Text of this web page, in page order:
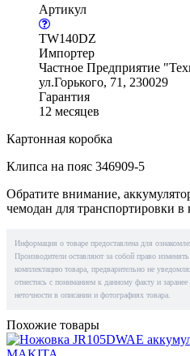
Артикул
TW140DZ
Импортер
Частное Предприятие
ул.Горького, 71, 230029
Гарантия
12 месяцев
Картонная коробка
Клипса на пояс 346909-5
Обратите внимание,
чемодан для транспортировки в
Информация о товаре предоставлена для
Производители оставляют за собой право
комплектацию товара, предварительно не
отнестись с пониманием к данному факту и
неточности в описании и фотографиях товара.
Похожие товары